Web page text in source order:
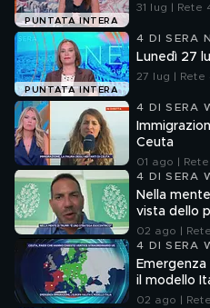
PUNTATA INTERA
31 lug | Rete
PUNTATA INTERA
4 DI SERA
Lunedì 27
27 lug | Rete
4 DI SERA
Ceuta
01 ago |
4 DI SERA
Nella
vista dello
Mendolicchio
02 ago |
4 DI SERA
il modello
02 ago |